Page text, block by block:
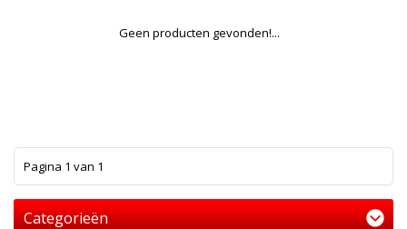
Geen producten gevonden!...
Pagina 1 van 1
Categorieën